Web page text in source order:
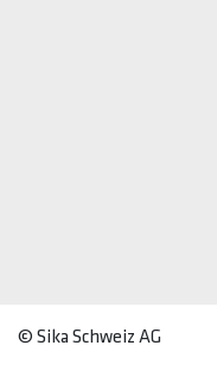
© Sika Schweiz AG